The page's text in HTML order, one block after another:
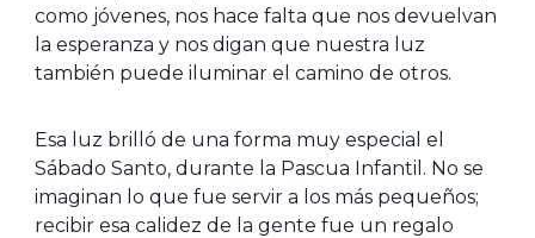
como jóvenes, nos hace falta que nos devuelvan
la esperanza y nos digan que nuestra luz
también puede iluminar el camino de otros.
Esa luz brilló de una forma muy especial el
Sábado Santo, durante la Pascua Infantil. No se
imaginan lo que fue servir a los más pequeños;
recibir esa calidez de la gente fue un regalo